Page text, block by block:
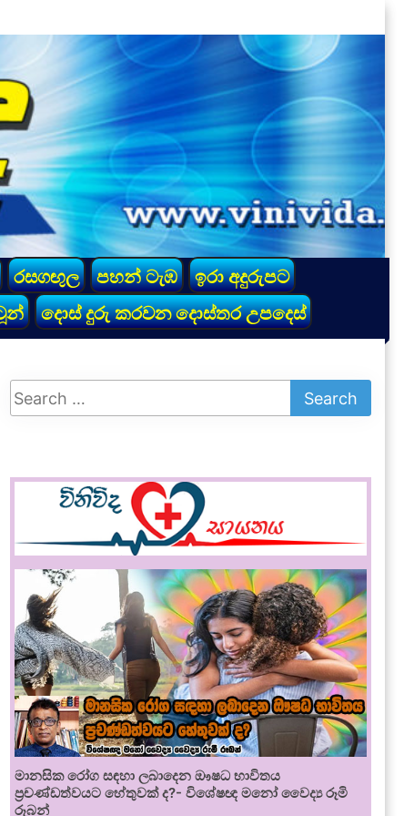
රසගඟුල පහන් ටැඹ
ඉරා අදුරුපට
දොස් දුරු කරවන දොස්තර උපදෙස්
මානසික රෝග සඳහා ලබාදෙන ඖෂධ භාවිතය
ප්‍රචණ්ඩත්වයට හේතුවක් ද?- විශේෂඥ මනෝ වෛද්‍ය රූමි
රූබන්